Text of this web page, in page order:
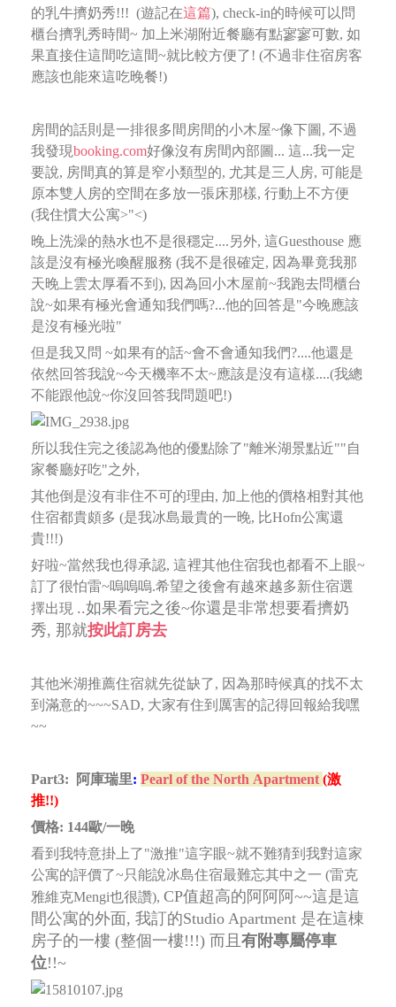
的乳牛擠奶秀!!! (遊記在這篇), check-in的時候可以問
櫃台擠乳秀時間~ 加上米湖附近餐廳有點寥寥可數, 如
果直接住這間吃這間~就比較方便了! (不過非住宿房客
應該也能來這吃晚餐!)
房間的話則是一排很多間房間的小木屋~像下圖, 不過
我發現booking.com好像沒有房間內部圖... 這...我一定
要說, 房間真的算是窄小類型的, 尤其是三人房, 可能是
原本雙人房的空間在多放一張床那樣, 行動上不方便
(我住慣大公寓>"<)
晚上洗澡的熱水也不是很穩定....另外, 這Guesthouse 應
該是沒有極光喚醒服務 (我不是很確定, 因為畢竟我那
天晚上雲太厚看不到), 因為回小木屋前~我跑去問櫃台
說~如果有極光會通知我們嗎?...他的回答是"今晚應該
是沒有極光啦"
但是我又問 ~如果有的話~會不會通知我們?....他還是
依然回答我說~今天機率不太~應該是沒有這樣....(我總
不能跟他說~你沒回答我問題吧!)
所以我住完之後認為他的優點除了"離米湖景點近""自
家餐廳好吃"之外,
其他倒是沒有非住不可的理由, 加上他的價格相對其他
住宿都貴頗多 (是我冰島最貴的一晚, 比Hofn公寓還
貴!!!)
好啦~當然我也得承認, 這裡其他住宿我也都看不上眼~
訂了很怕雷~嗚嗚嗚.希望之後會有越來越多新住宿選
擇出現 ..如果看完之後~你還是非常想要看擠奶
秀, 那就按此訂房去
其他米湖推薦住宿就先從缺了, 因為那時候真的找不太
到滿意的~~~SAD, 大家有住到厲害的記得回報給我嘿
~~
Part3: 阿庫瑞里: Pearl of the North Apartment (激
推!!)
價格: 144歐/一晚
看到我特意掛上了"激推"這字眼~就不難猜到我對這家
公寓的評價了~只能說冰島住宿最難忘其中之一 (雷克
雅維克Mengi也很讚), CP值超高的阿阿阿~~這是這
間公寓的外面, 我訂的Studio Apartment 是在這棟
房子的一樓 (整個一樓!!!) 而且 有附專屬停車
位!!~